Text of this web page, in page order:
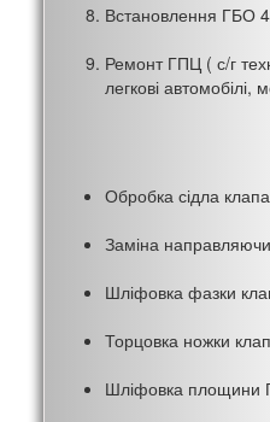
Встановлення ГБО 4
Ремонт ГПЦ ( с/г
легкові автомобілі,
Обробка сідла
Заміна
Шліфовка фазки
Торцовка ножки
Шліфовка площини